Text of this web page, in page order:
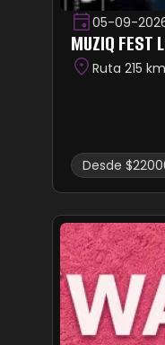
05-09-
MUZIQ FEST
Ruta 215
Desde